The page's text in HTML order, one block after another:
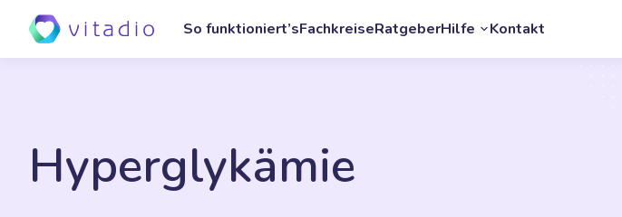
So funktioniert’sFachkreiseRatgeberHilfe Kontakt
Hyperglykämie